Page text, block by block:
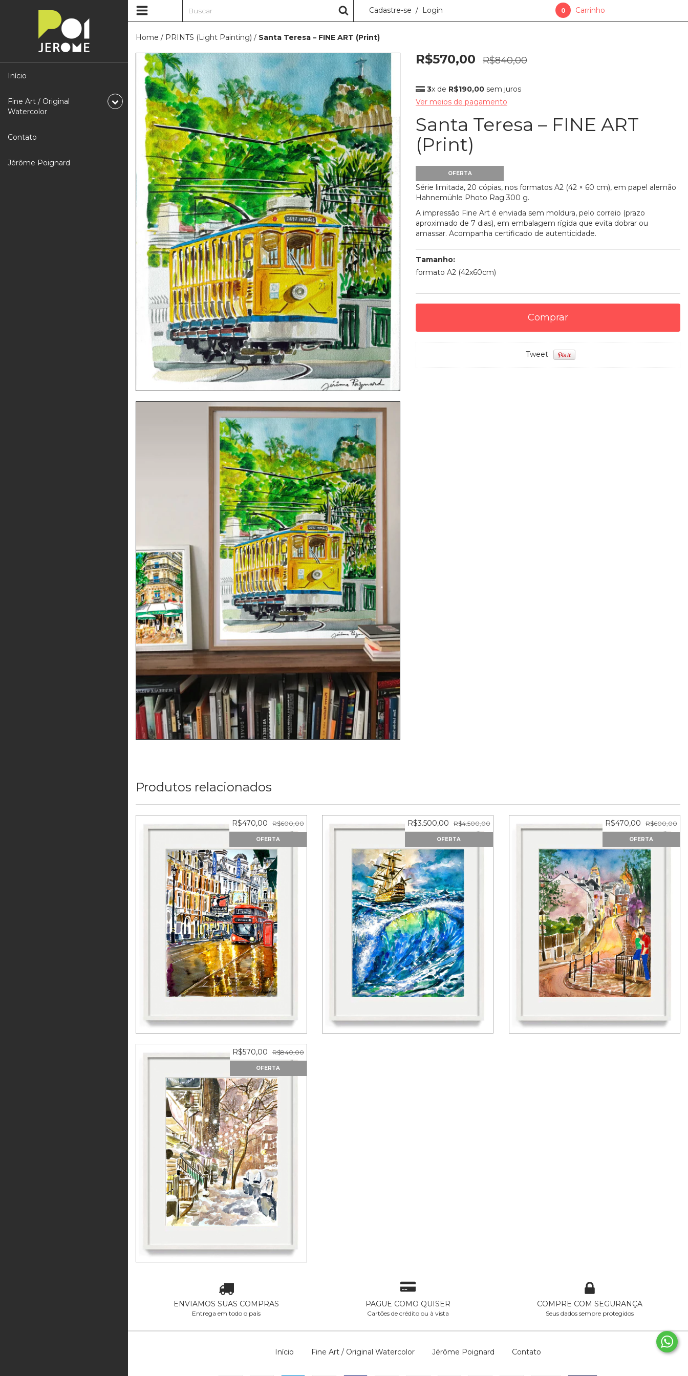
Início
Fine Art / Original
Watercolor
Contato
Jérôme Poignard
Cadastre-se / Login 0 Carrinho
Home / PRINTS (Light Painting) / Santa Teresa – FINE ART (Print)
R$570,00 R$840,00
3x de R$190,00 sem juros
Ver meios de pagamento
Santa Teresa – FINE ART
(Print)
OFERTA
Série limitada, 20 cópias, nos formatos A2 (42 × 60 cm), em papel alemão
Hahnemühle Photo Rag 300 g.
A impressão Fine Art é enviada sem moldura, pelo correio (prazo
aproximado de 7 dias), em embalagem rígida que evita dobrar ou
amassar. Acompanha certificado de autenticidade.
Tamanho:
formato A2 (42x60cm)
Tweet
Produtos relacionados
R$470,00 R$600,00
OFERTA
LONDON – FINA ART (Print)
3x deR$156,67sem juros
R$3.500,00 R$4.500,00
OFERTA
Caravela – FINE ART (Print)
3x deR$1.166,67sem juros
R$470,00 R$600,00
OFERTA
Romance em Paris – FINE ART
(Print)
3x deR$156,67sem juros
R$570,00 R$840,00
OFERTA
Luzes de Natal – ORIGINAL
3x deR$190,00sem juros
ENVIAMOS SUAS COMPRAS
Entrega em todo o país
PAGUE COMO QUISER
Cartões de crédito ou à vista
COMPRE COM SEGURANÇA
Seus dados sempre protegidos
Início Fine Art / Original Watercolor Jérôme Poignard Contato